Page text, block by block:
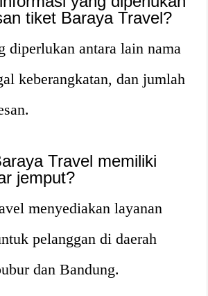
tiket Baraya Travel?
diperlukan antara lain nama
keberangkatan, dan jumlah
Travel memiliki
jemput?
menyediakan layanan
pelanggan di daerah
dan Bandung.